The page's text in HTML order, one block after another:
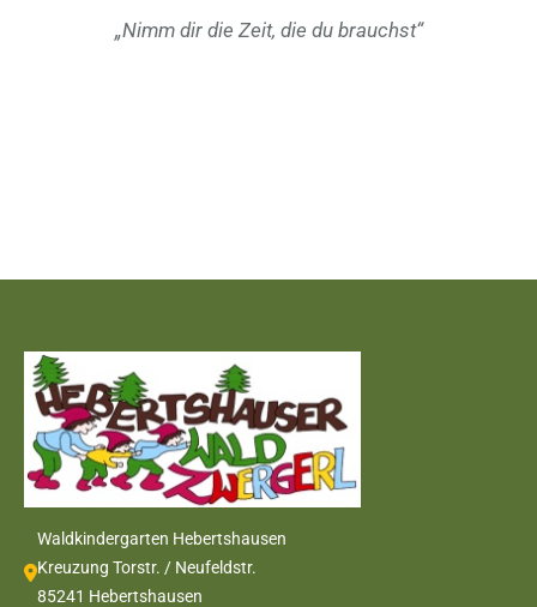
„Nimm dir die Zeit, die du brauchst“
Waldkindergarten Hebertshausen
Kreuzung Torstr. / Neufeldstr.
85241 Hebertshausen